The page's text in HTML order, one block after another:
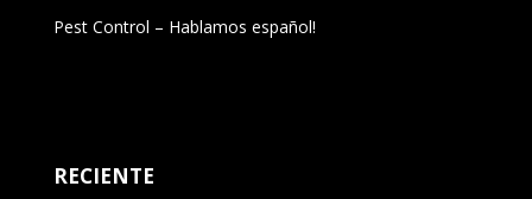
Pest Control – Hablamos español!
RECIENTE